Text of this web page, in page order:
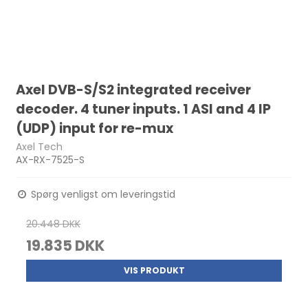
Axel DVB-S/S2 integrated receiver
decoder. 4 tuner inputs. 1 ASI and 4 IP
(UDP) input for re-mux
Axel Tech
AX-RX-7525-S
Spørg venligst om leveringstid
20.448 DKK
19.835 DKK
VIS PRODUKT